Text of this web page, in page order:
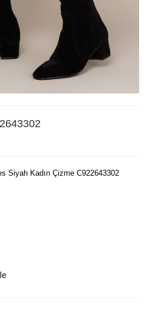
Siyah Kadın Çizme C922643302